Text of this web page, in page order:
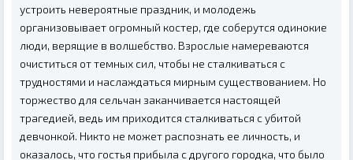
устроить невероятные праздник, и молодежь
организовывает огромный костер, где соберутся одинокие
люди, верящие в волшебство. Взрослые намереваются
очиститься от темных сил, чтобы не сталкиваться с
трудностями и наслаждаться мирным существованием. Но
торжество для сельчан заканчивается настоящей
трагедией, ведь им приходится сталкиваться с убитой
девчонкой. Никто не может распознать ее личность, и
оказалось, что гостья прибыла с другого городка, что было